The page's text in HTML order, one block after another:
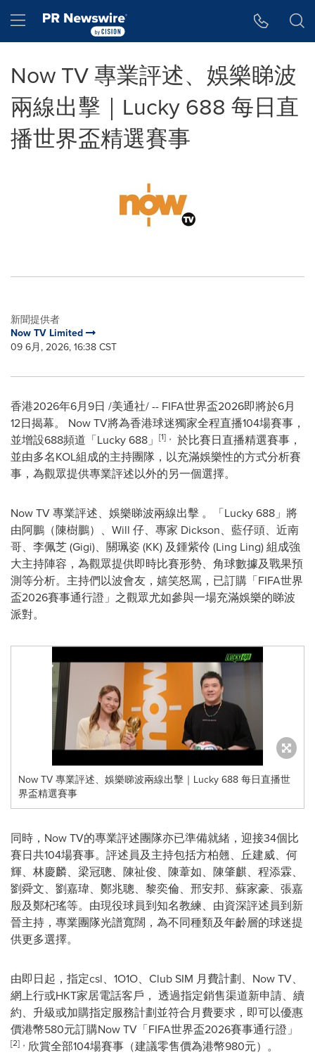
Hamburger menu
Now TV 專業評述、娛樂睇波
兩線出擊｜Lucky 688 每日直
播世界盃精選賽事
新聞提供者
Now TV Limited
09 6月, 2026, 16:38 CST
香港2026年6月9日 /美通社/ -- FIFA世界盃2026即將於6月
12日揭幕。 Now TV將為香港球迷獨家全程直播104場賽事，
並增設688頻道「Lucky 688」 [1] ， 於比賽日直播精選賽事，
並由多名KOL組成的主持團隊，以充滿娛樂性的方式分析賽
事，為觀眾提供專業評述以外的另一個選擇。
Now TV 專業評述、娛樂睇波兩線出擊 。「Lucky 688」將
由阿鵬（陳樹鵬）、Will 仔、專家 Dickson、藍仔頭、近南
哥、李佩芝 (Gigi)、關珮姿 (KK) 及鍾紫伶 (Ling Ling) 組成強
大主持陣容，為觀眾提供即時比賽形勢、角球數據及戰果預
測等分析。主持們以波會友，嬉笑怒罵，已訂購「FIFA世界
盃2026賽事通行證」之觀眾尤如參與一場充滿娛樂的睇波
派對。
Now TV 專業評述、娛樂睇波兩線出擊｜Lucky 688 每日直播世
界盃精選賽事
同時，Now TV的專業評述團隊亦已準備就緒，迎接34個比
賽日共104場賽事。評述員及主持包括方柏翹、丘建威、何
輝、林慶麟、梁冠聰、陳祉俊、陳葦如、陳肇麒、程添霖、
劉舜文、劉嘉瑋、鄭兆聰、黎奕倫、邢安邦、蘇家豪、張嘉
殷及鄭杞瑤等。由現役球員到知名教練、由資深評述員到新
晉主持，專業團隊光譜寬闊，為不同種類及年齡層的球迷提
供更多選擇。
由即日起，指定csl、1O1O、Club SIM 月費計劃、Now TV、
網上行或HKT家居電話客戶， 透過指定銷售渠道新申請、續
約、升級或加購指定服務計劃並符合月費要求，即可以優惠
價港幣580元訂購Now TV「FIFA世界盃2026賽事通行證」
[2] ， 欣賞全部104場賽事（建議零售價為港幣980元）。